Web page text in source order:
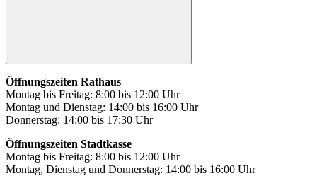
Öffnungszeiten Rathaus
Montag bis Freitag: 8:00 bis 12:00 Uhr
Montag und Dienstag: 14:00 bis 16:00 Uhr
Donnerstag: 14:00 bis 17:30 Uhr
Öffnungszeiten Stadtkasse
Montag bis Freitag: 8:00 bis 12:00 Uhr
Montag, Dienstag und Donnerstag: 14:00 bis 16:00 Uhr